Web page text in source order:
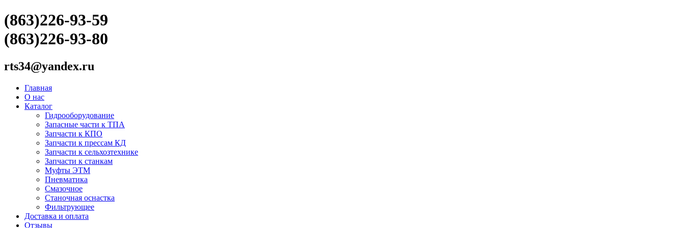
(863)226-93-59
(863)226-93-80
rts34@yandex.ru
Главная
О нас
Каталог
Гидрооборудование
Запасные части к ТПА
Запчасти к КПО
Запчасти к прессам КД
Запчасти к сельхозтехнике
Запчасти к станкам
Муфты ЭТМ
Пневматика
Смазочное
Станочная оснастка
Фильтрующее
Доставка и оплата
Отзывы